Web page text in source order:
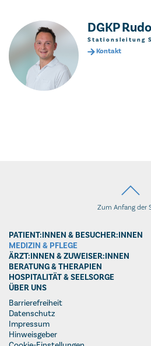
DGKP
Stationsleitung
Kontakt
Zum Anfang der
PATIENT:INNEN & BESUCHER:INNEN
MEDIZIN & PFLEGE
ÄRZT:INNEN & ZUWEISER:INNEN
BERATUNG & THERAPIEN
HOSPITALITÄT & SEELSORGE
ÜBER UNS
Barrierefreiheit
Datenschutz
Impressum
Hinweisgeber